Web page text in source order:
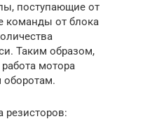
поступающие от
команды от блока
Таким образом,
мотора
резисторов: